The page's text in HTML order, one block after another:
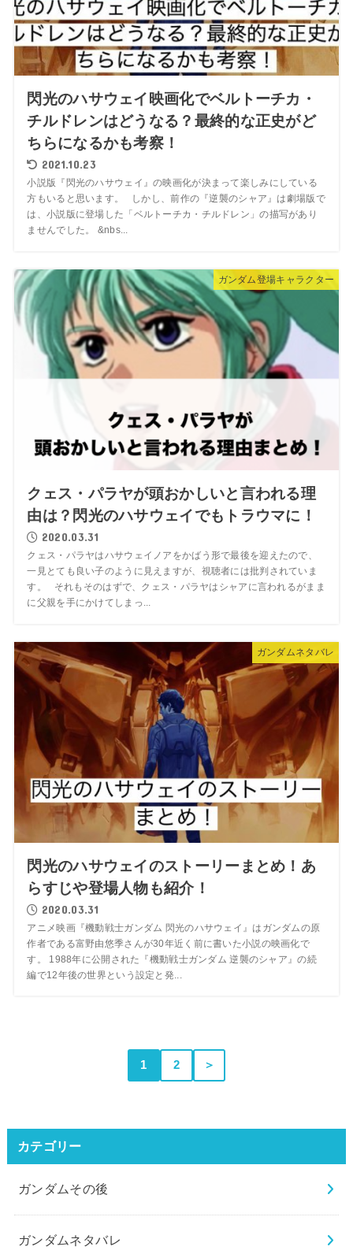
閃光のハサウェイ映画化でベルトーチカ・
チルドレンはどうなる？最終的な正史がど
ちらになるかも考察！
2021.10.23
小説版『閃光のハサウェイ』の映画化が決まって楽しみにしている
方もいると思います。 しかし、前作の『逆襲のシャア』は劇場版で
は、小説版に登場した「ベルトーチカ・チルドレン」の描写があり
ませんでした。 &nbs...
ガンダム登場キャラクター
クェス・パラヤが頭おかしいと言われる理
由は？閃光のハサウェイでもトラウマに！
2020.03.31
クェス・パラヤはハサウェイノアをかばう形で最後を迎えたので、
一見とても良い子のように見えますが、視聴者には批判されていま
す。 それもそのはずで、クェス・パラヤはシャアに言われるがまま
に父親を手にかけてしまっ...
ガンダムネタバレ
閃光のハサウェイのストーリーまとめ！あ
らすじや登場人物も紹介！
2020.03.31
アニメ映画『機動戦士ガンダム 閃光のハサウェイ』はガンダムの原
作者である富野由悠季さんが30年近く前に書いた小説の映画化で
す。 1988年に公開された『機動戦士ガンダム 逆襲のシャア』の続
編で12年後の世界という設定と発...
1 2 ＞
カテゴリー
ガンダムその後
ガンダムネタバレ